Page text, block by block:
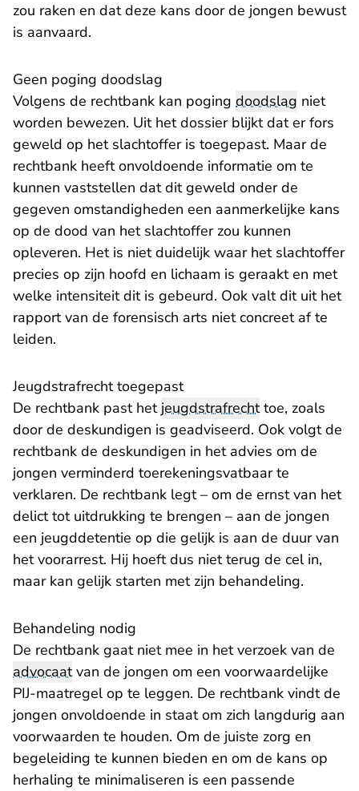
zou raken en dat deze kans door de jongen bewust
is aanvaard.
Geen poging doodslag
Volgens de rechtbank kan poging doodslag niet
worden bewezen. Uit het dossier blijkt dat er fors
geweld op het slachtoffer is toegepast. Maar de
rechtbank heeft onvoldoende informatie om te
kunnen vaststellen dat dit geweld onder de
gegeven omstandigheden een aanmerkelijke kans
op de dood van het slachtoffer zou kunnen
opleveren. Het is niet duidelijk waar het slachtoffer
precies op zijn hoofd en lichaam is geraakt en met
welke intensiteit dit is gebeurd. Ook valt dit uit het
rapport van de forensisch arts niet concreet af te
leiden.
Jeugdstrafrecht toegepast
De rechtbank past het jeugdstrafrechttoe, zoals
door de deskundigen is geadviseerd. Ook volgt de
rechtbank de deskundigen in het advies om de
jongen verminderd toerekeningsvatbaar te
verklaren. De rechtbank legt – om de ernst van het
delict tot uitdrukking te brengen – aan de jongen
een jeugddetentie op die gelijk is aan de duur van
het voorarrest. Hij hoeft dus niet terug de cel in,
maar kan gelijk starten met zijn behandeling.
Behandeling nodig
De rechtbank gaat niet mee in het verzoek van de
advocaatvan de jongen om een voorwaardelijke
PIJ-maatregel op te leggen. De rechtbank vindt de
jongen onvoldoende in staat om zich langdurig aan
voorwaarden te houden. Om de juiste zorg en
begeleiding te kunnen bieden en om de kans op
herhaling te minimaliseren is een passende